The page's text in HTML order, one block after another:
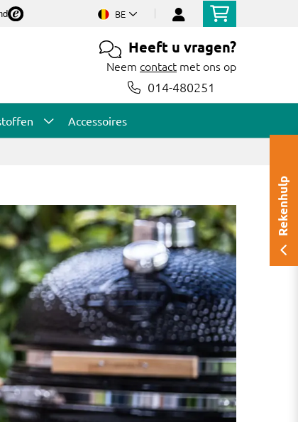
BE
Heeft u vragen?
Neem contact met ons op
014-480251
Accessoires
Rekenhulp